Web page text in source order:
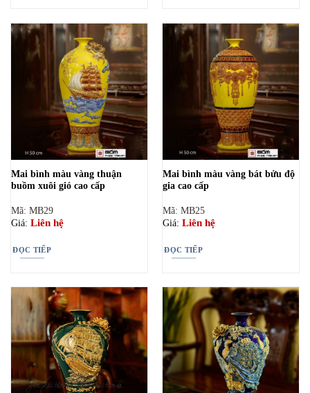
Mai bình màu vàng thuận
buồm xuôi gió cao cấp
Mã: MB29
Giá: Liên hệ
ĐỌC TIẾP
Mai bình màu vàng bát bửu độ
gia cao cấp
Mã: MB25
Giá: Liên hệ
ĐỌC TIẾP